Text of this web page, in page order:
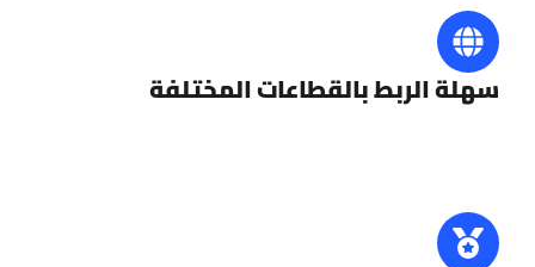
سهلة الربط بالقطاعات المختلفة